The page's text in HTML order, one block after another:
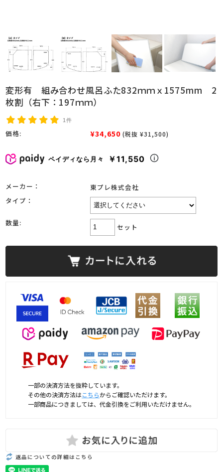
変形有 組み合わせ風呂ふた832ｍｍｘ1575mm 2
枚割（右下：197ｍｍ）
1件
価格: ¥34,650 (税抜 ¥31,500)
ペイディなら月々 ￥11,550
メーカー：
東プレ株式会社
タイプ：
数量: セット
一部の決済方法を抜粋しています。
その他の決済方法はこちらからご確認いただけます。
一部商品につきましては、代金引換をご利用いただけません。
返品についての詳細はこちら